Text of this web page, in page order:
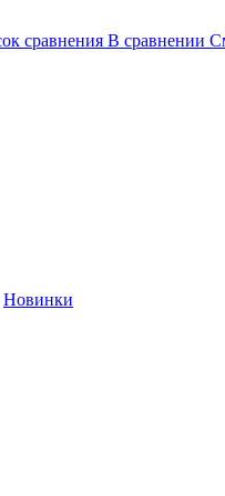
сравнения В сравнении
Новинки